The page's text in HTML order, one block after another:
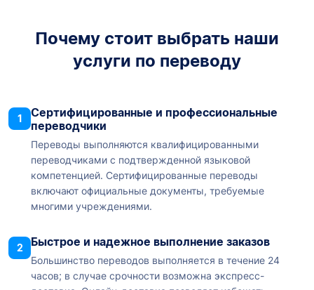
Почему стоит выбрать наши
услуги по переводу
1
Сертифицированные и профессиональные
переводчики
Переводы выполняются квалифицированными
переводчиками с подтвержденной языковой
компетенцией. Сертифицированные переводы
включают официальные документы, требуемые
многими учреждениями.
2 Быстрое и надежное выполнение заказов
Большинство переводов выполняется в течение 24
часов; в случае срочности возможна экспресс-